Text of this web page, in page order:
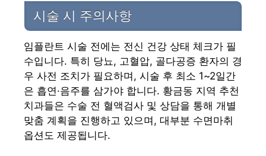
시술 시 주의사항
임플란트 시술 전에는 전신 건강 상태 체크가 필
수입니다. 특히 당뇨, 고혈압, 골다공증 환자의 경
우 사전 조치가 필요하며, 시술 후 최소 1~2일간
은 흡연·음주를 삼가야 합니다. 황금동 지역 추천
치과들은 수술 전 혈액검사 및 상담을 통해 개별
맞춤 계획을 진행하고 있으며, 대부분 수면마취
옵션도 제공됩니다.